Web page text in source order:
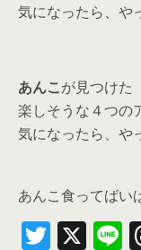
気になったら、や
あんこが見つけた
楽しそうな４つの
気になったら、 や
あんこ食ってばい
T X